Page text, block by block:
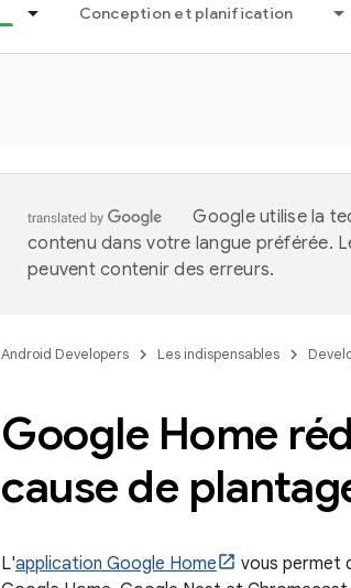
Conception et planification
Google utilise la
contenu dans votre langue préférée.
peuvent contenir des erreurs.
Android Developers Les indispensables
Google Home
cause de
L'application Google Home
vous permet